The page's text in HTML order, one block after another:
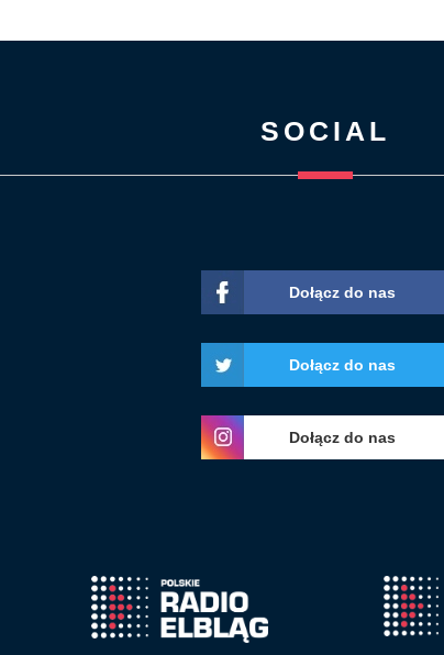
SOCIAL
Dołącz do nas
Dołącz do nas
Dołącz do nas